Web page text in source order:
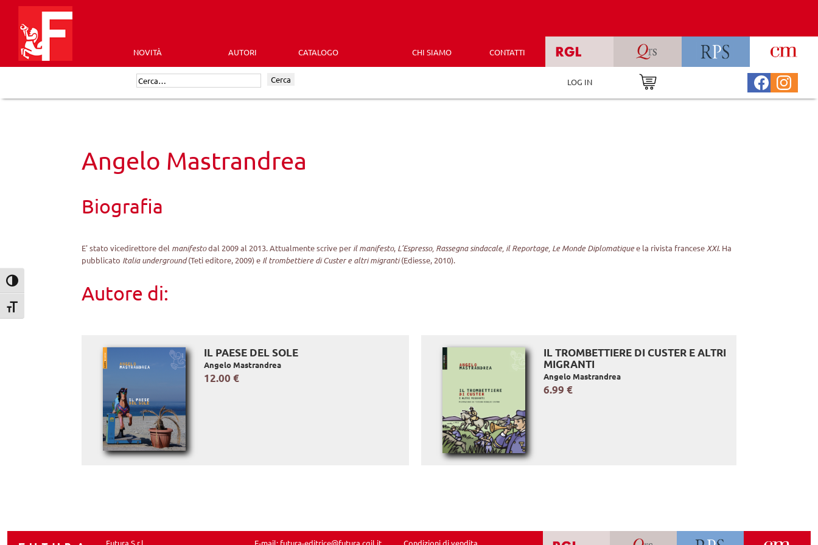
Attiva/disattiva alto contrasto
Attiva/disattiva dimensione testo
content
Futura
Editrice
NOVITÀ AUTORI CATALOGO CHI SIAMO CONTATTI
Cerca: Cerca LOG IN
Angelo Mastrandrea
Biografia
E' stato vicedirettore del manifestodal 2009 al 2013. Attualmente scrive per il manifesto, L’Espresso, Rassegna sindacale, il Reportage, Le Monde Diplomatiquee la rivista francese XXI. Ha
pubblicato Italia underground(Teti editore, 2009) e Il trombettiere di Custer e altri migranti(Ediesse, 2010).
Autore di:
IL PAESE DEL SOLE
Angelo Mastrandrea
12.00 €
IL TROMBETTIERE DI CUSTER E ALTRI
MIGRANTI
Angelo Mastrandrea
6.99 €
Futura S.r.l. E-mail: futura-editrice@futura.cgil.it Condizioni di vendita